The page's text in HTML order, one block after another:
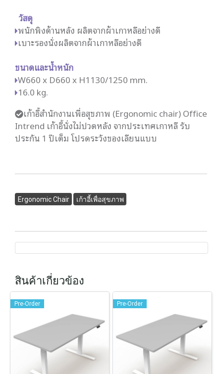
วัสดุ
พนักพิงด้านหลัง ผลิตจากผ้าเกาหลีอย่างดี
เบาะรองนั่งผลิตจากผ้าเกาหลีอย่างดี
ขนาดและน้ำหนัก
W660 x D660 x H1130/1250 mm.
16.0 kg.
เก้าอี้สำนักงานเพื่อสุขภาพ (Ergonomic chair) Office
Intrend เก้าอี้นั่งไม่ปวดหลัง จากประเทศเกาหลี รับ
ประกัน 1 ปีเต็ม โปรดระวังของเลียนแบบ
Ergonomic Chair เก้าอี้เพื่อสุขภาพ
สินค้าเกี่ยวข้อง
Pre-Order Pre-Order